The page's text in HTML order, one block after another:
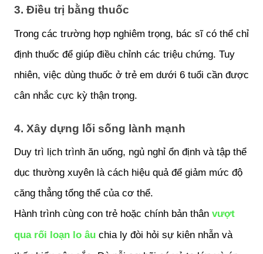
3. Điều trị bằng thuốc
Trong các trường hợp nghiêm trọng, bác sĩ có thể chỉ
định thuốc để giúp điều chỉnh các triệu chứng. Tuy
nhiên, việc dùng thuốc ở trẻ em dưới 6 tuổi cần được
cân nhắc cực kỳ thận trọng.
4. Xây dựng lối sống lành mạnh
Duy trì lịch trình ăn uống, ngủ nghỉ ổn định và tập thể
dục thường xuyên là cách hiệu quả để giảm mức độ
căng thẳng tổng thể của cơ thể.
Hành trình cùng con trẻ hoặc chính bản thân vượt
qua rối loạn lo âu chia ly đòi hỏi sự kiên nhẫn và